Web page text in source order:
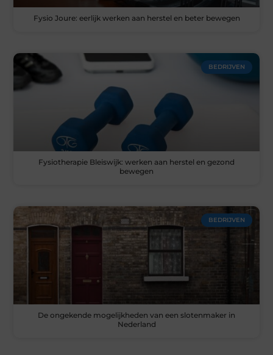
Fysio Joure: eerlijk werken aan herstel en beter bewegen
BEDRIJVEN
Fysiotherapie Bleiswijk: werken aan herstel en gezond
bewegen
BEDRIJVEN
De ongekende mogelijkheden van een slotenmaker in
Nederland